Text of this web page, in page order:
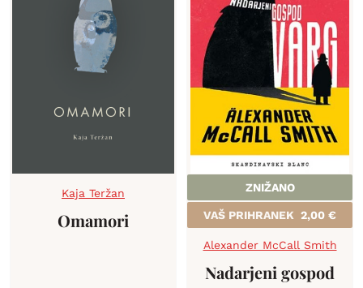
Kaja Teržan
Omamori
ZNIŽANO
VAŠ PRIHRANEK 2,00 €
Alexander McCall Smith
Nadarjeni gospod